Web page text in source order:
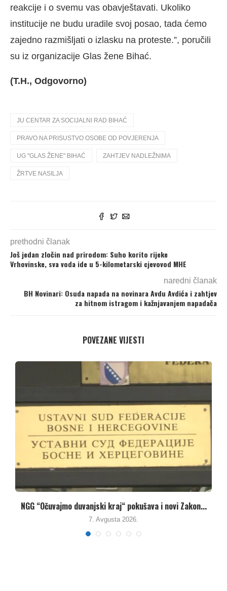
reakcije i o svemu vas obavještavati. Ukoliko
institucije ne budu uradile svoj posao, tada ćemo
zajedno razmišljati o izlasku na proteste.”, poručili
su iz organizacije Glas žene Bihać.
(T.H., Odgovorno)
JU CENTAR ZA SOCIJALNI RAD BIHAĆ
PRAVO NA PRISUSTVO OSOBE OD POVJERENJA
UG "GLAS ŽENE" BIHAĆ ZAHTJEV NADLEŽNIMA
ŽRTVE NASILJA
prethodni članak
Još jedan zločin nad prirodom: Suho korito rijeke
Vrhovinske, sva voda ide u 5-kilometarski cjevovod MHE
naredni članak
BH Novinari: Osuda napada na novinara Avdu Avdića i zahtjev
za hitnom istragom i kažnjavanjem napadača
POVEZANE VIJESTI
Umanjenjem vodnih naknada vlasti u Republici Srpskoj
pune...
7. Avgusta 2026.